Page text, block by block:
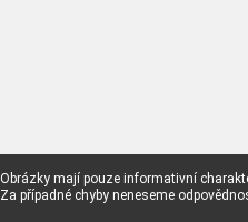
Obrázky mají pouze informativní
Za případné chyby neneseme